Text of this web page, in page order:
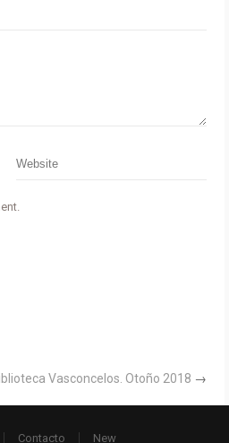
Vasconcelos. Otoño 2018 →
Contacto New